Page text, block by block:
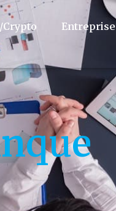
Crypto Entreprise